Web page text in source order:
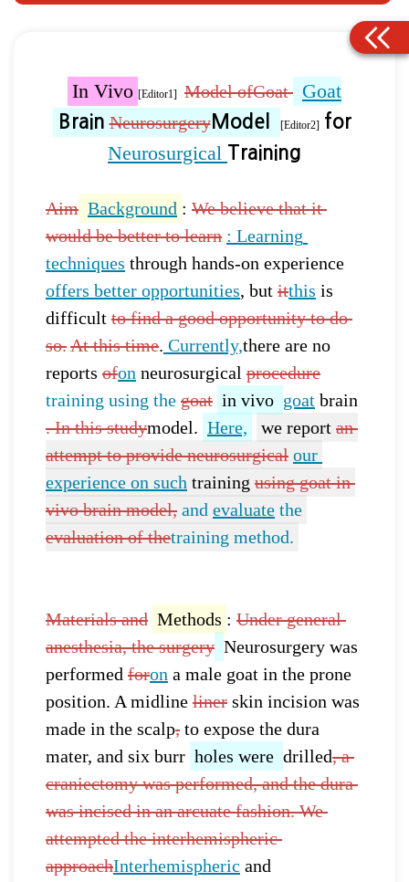
In Vivo [Editor1] Model ofGoat Goat
Brain NeurosurgeryModel [Editor2] for
Neurosurgical Training
Aim Background : We believe that it
would be better to learn : Learning
techniques
offers better opportunities, but itthis is
difficult to find a good opportunity to do
so.At this time. Currently,there are no
reports ofon neurosurgical procedure
training using the goat in vivo goat brain
. In this studymodel. Here, we report an
attempt to provide neurosurgical our
experience on such training using goat in
vivo brain model, and evaluate
evaluation of thetraining method.
Materials and Methods : Under general
anesthesia, the surgery Neurosurgery was
performed foron a male goat in the prone
position. A midline liner skin incision was
made in the scalp, to expose the dura
mater, and six burr holes were drilled, a
craniectomy was performed, and the dura
was incised in an arcuate fashion. We
attempted the interhemispheric
approachInterhemispheric and